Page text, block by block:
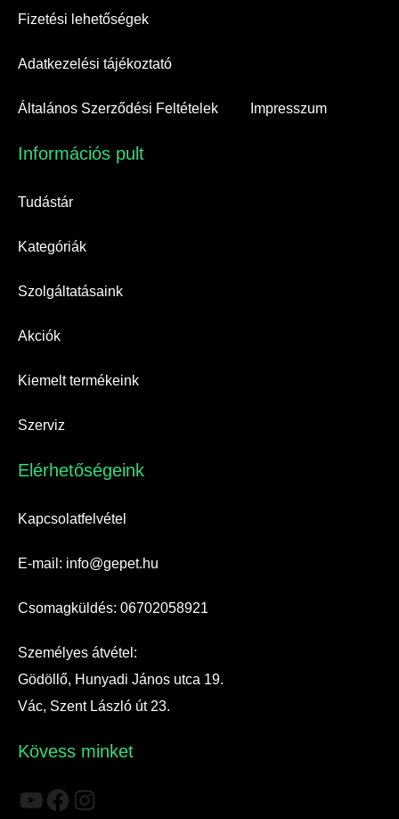
Fizetési lehetőségek
Adatkezelési tájékoztató
Általános Szerződési Feltételek Impresszum
Információs pult​
Tudástár
Kategóriák
Szolgáltatásaink
Akciók
Kiemelt termékeink
Szerviz
Elérhetőségeink​
Kapcsolatfelvétel
E-mail: info@gepet.hu
Csomagküldés: 06702058921
Személyes átvétel:
Gödöllő, Hunyadi János utca 19.
Vác, Szent László út 23.
Kövess minket
YouTube
Facebook
Instagram